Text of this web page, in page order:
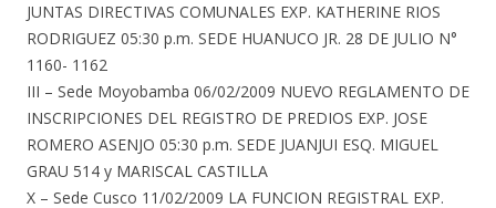
JUNTAS DIRECTIVAS COMUNALES EXP. KATHERINE RIOS
RODRIGUEZ 05:30 p.m. SEDE HUANUCO JR. 28 DE JULIO N°
1160- 1162
III – Sede Moyobamba 06/02/2009 NUEVO REGLAMENTO DE
INSCRIPCIONES DEL REGISTRO DE PREDIOS EXP. JOSE
ROMERO ASENJO 05:30 p.m. SEDE JUANJUI ESQ. MIGUEL
GRAU 514 y MARISCAL CASTILLA
X – Sede Cusco 11/02/2009 LA FUNCION REGISTRAL EXP.